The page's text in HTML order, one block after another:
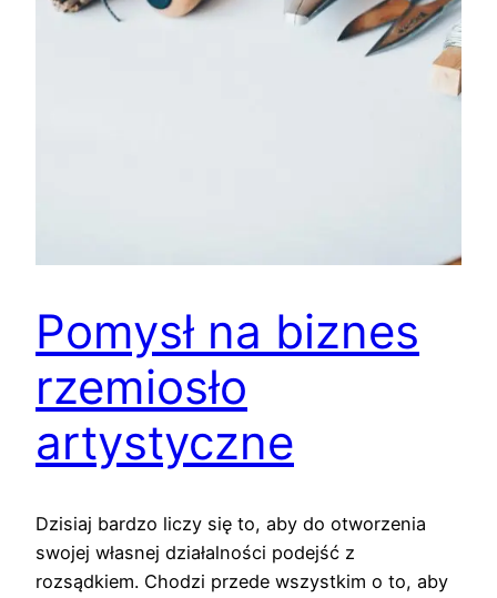
Pomysł na biznes
rzemiosło
artystyczne
Dzisiaj bardzo liczy się to, aby do otworzenia
swojej własnej działalności podejść z
rozsądkiem. Chodzi przede wszystkim o to, aby